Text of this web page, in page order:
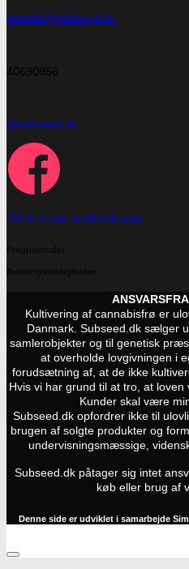
Kontakt@subseed.dk
40690956
@subseed.dk
Gå til vores facebook-side
Kultivering af cannabisfrø er
Danmark. Subseed.dk sælger
samlerobjekter og til genetisk
at overholde lovgivningen i
forudsætning af, at de ikke
Hvis vi har grund til at tro, at
Kunder skal være
Subseed.dk opfordrer ikke til
brugen af solgte produkter og
undervisningsmæssige,
Subseed.dk påtager sig intet
køb eller brug af
Denne side er udviklet i samarbejde